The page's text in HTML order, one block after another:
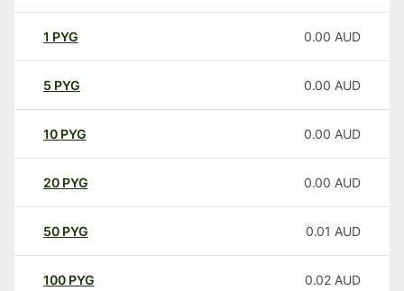
1 PYG 0.00 AUD
5 PYG 0.00 AUD
10 PYG 0.00 AUD
20 PYG 0.00 AUD
50 PYG 0.01 AUD
100 PYG 0.02 AUD